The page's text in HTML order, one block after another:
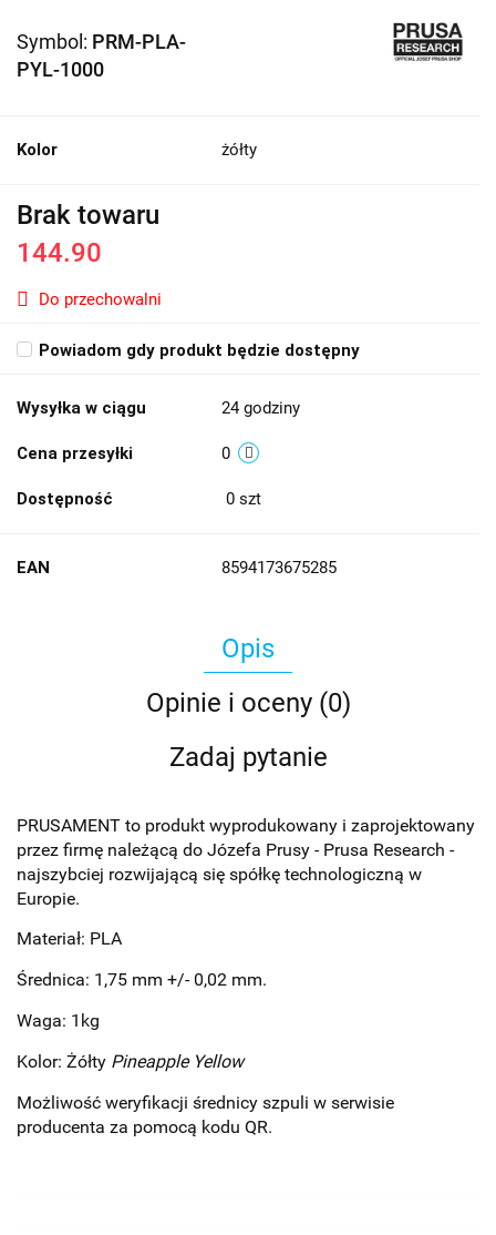
Symbol: PRM-PLA-
PYL-1000
Kolor żółty
Brak towaru
144.90
Do przechowalni
Powiadom gdy produkt będzie dostępny
Wysyłka w ciągu 24 godziny
Cena przesyłki 0
Dostępność 0 szt
EAN 8594173675285
Opis
Opinie i oceny (0)
Zadaj pytanie
PRUSAMENT to produkt wyprodukowany i zaprojektowany
przez firmę należącą do Józefa Prusy - Prusa Research -
najszybciej rozwijającą się spółkę technologiczną w
Europie.
Materiał: PLA
Średnica: 1,75 mm +/- 0,02 mm.
Waga: 1kg
Kolor: Żółty Pineapple Yellow
Możliwość weryfikacji średnicy szpuli w serwisie
producenta za pomocą kodu QR.